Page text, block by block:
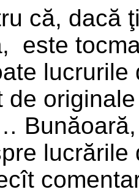
că, dacă
este
de